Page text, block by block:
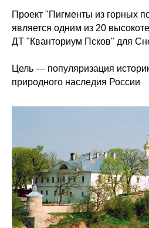
Проект "Пигменты из горных
является одним из 20
ДТ "Кванториум Псков" для
Цель — популяризация
природного наследия России